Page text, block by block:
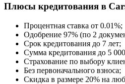
Плюсы кредитования в
Процентная ставка от 0.01%;
Одобрение 97% (по 2
Срок кредитования до 7 лет;
Сумма кредитования до 5
Страхование по выбору
Без первоначального взноса;
Скидка в размере 20% на